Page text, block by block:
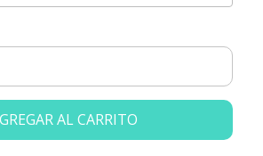
AL CARRITO